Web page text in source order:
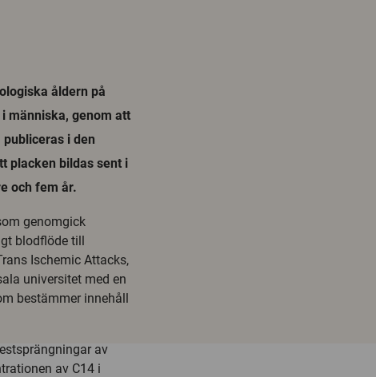
åldern på
människa, genom att
i den
placken bildas sent i
och fem år.
genomgick
blodflöde till
Ischemic Attacks,
universitet med en
bestämmer innehåll
av
av C14 i